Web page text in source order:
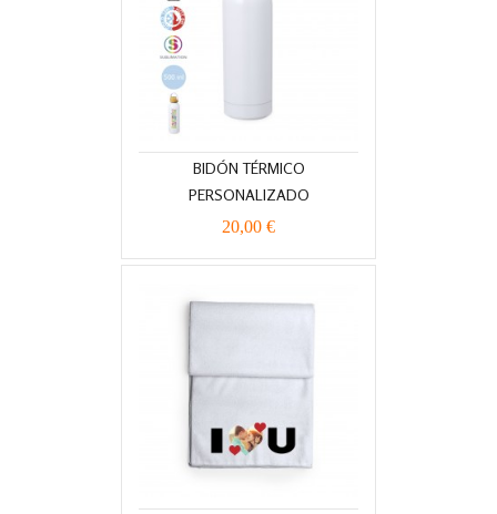
BIDÓN TÉRMICO
PERSONALIZADO
20,00 €